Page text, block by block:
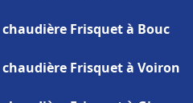
Frisquet à Bouc
Frisquet à Voiron